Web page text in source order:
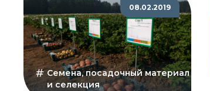
08.02.2019
Семена, посадочный материал
и селекция